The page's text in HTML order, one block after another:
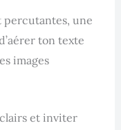
percutantes, une
ton texte
images
et inviter